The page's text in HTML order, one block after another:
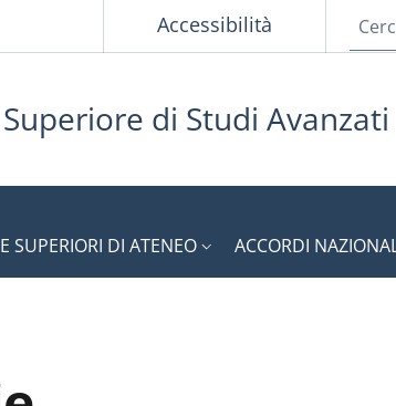
Accessibilità
di Studi Avanzati
SUPERIORI DI ATENEO ACCORDI